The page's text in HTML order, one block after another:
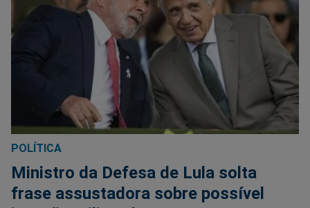
POLÍTICA
Ministro da Defesa de Lula solta
frase assustadora sobre possível